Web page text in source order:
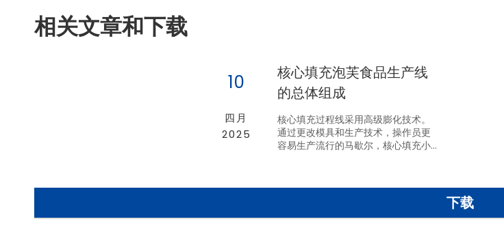
相关文章和下载
10
四月
2025
核心填充泡芙食品生产线
的总体组成
核心填充过程线采用高级膨化技术。
通过更改模具和生产技术，操作员更
容易生产流行的马歇尔，核心填充小
下载